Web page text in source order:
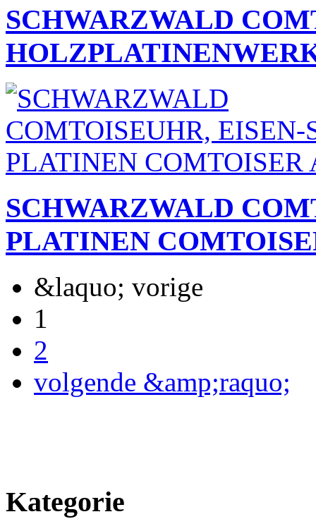
SCHWARZWALD
SCHWARZWALD
PLATINEN
&laquo; vorige
1
2
volgende &amp;raquo;
Kategorie